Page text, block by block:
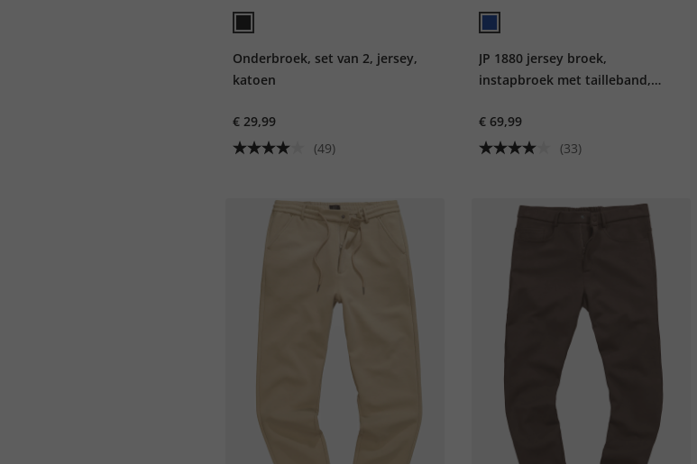
Onderbroek, set van 2, jersey,
katoen
€ 29,99
(49)
JP 1880 jersey broek,
instapbroek met tailleband,
mix & match NEW YORK, tot 8XL
€ 69,99
(33)